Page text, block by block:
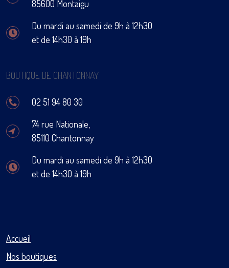
85600 Montaigu
Du mardi au samedi de 9h à 12h30
et de 14h30 à 19h
BOUTIQUE DE CHANTONNAY
02 51 94 80 30
74 rue Nationale,
85110 Chantonnay
Du mardi au samedi de 9h à 12h30
et de 14h30 à 19h
Accueil
Nos boutiques